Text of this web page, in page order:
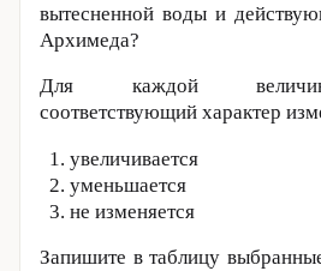
вытесненной воды и
Архимеда?
Для каждой
соответствующий характер
увеличивается
уменьшается
не изменяется
Запишите в таблицу